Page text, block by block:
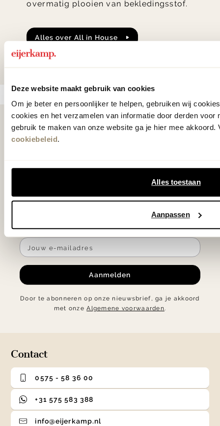
Deze website maakt gebruik van cookies
Om je beter en persoonlijker te helpen, gebruiken wij
cookies en het verzamelen van informatie door derden voor
gebruik te maken van onze website ga je hier mee akkoord.
cookiebeleid.
Alles toestaan
Aanpassen
overmatig plooien van bekledingsstof.
alles over All in House
Onderhousadvies andere materialen
Als eerste
Aanmelden
Door te abonneren op onze nieuwsbrief, ga je akkoord
met onzeAlgemene voorwaarden.
Contact
0575 - 58 36 00
+31 575 583 388
info@eijerkamp.nl